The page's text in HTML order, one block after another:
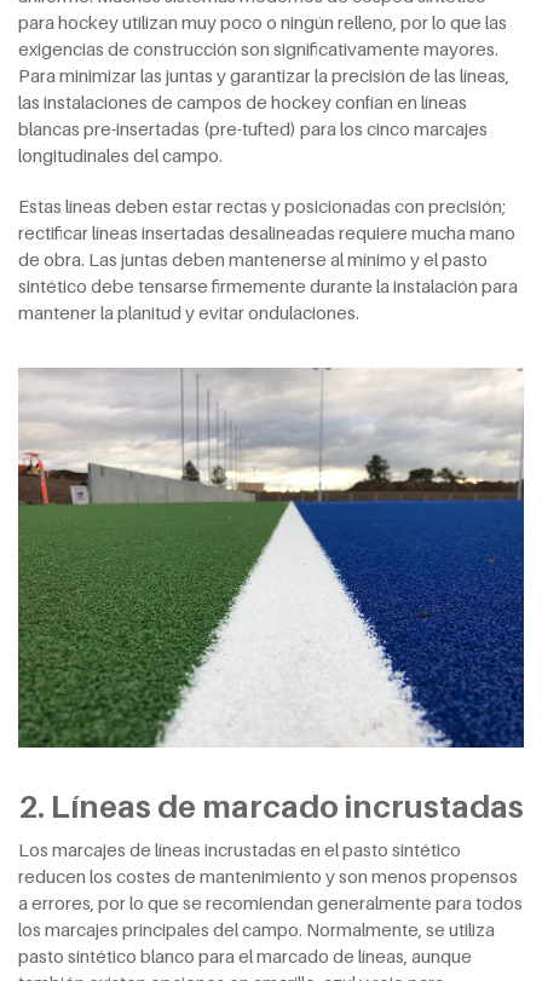
para hockey utilizan muy poco o ningún relleno, por lo que las
exigencias de construcción son significativamente mayores.
Para minimizar las juntas y garantizar la precisión de las líneas,
las instalaciones de campos de hockey confían en líneas
blancas pre-insertadas (pre-tufted) para los cinco marcajes
longitudinales del campo.
Estas líneas deben estar rectas y posicionadas con precisión;
rectificar líneas insertadas desalineadas requiere mucha mano
de obra. Las juntas deben mantenerse al mínimo y el pasto
sintético debe tensarse firmemente durante la instalación para
mantener la planitud y evitar ondulaciones.
2. Líneas de marcado incrustadas
Los marcajes de líneas incrustadas en el pasto sintético
reducen los costes de mantenimiento y son menos propensos
a errores, por lo que se recomiendan generalmente para todos
los marcajes principales del campo. Normalmente, se utiliza
pasto sintético blanco para el marcado de líneas, aunque